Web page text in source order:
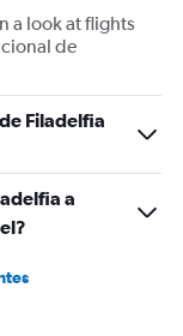
a look at flights
de
Filadelfia
a